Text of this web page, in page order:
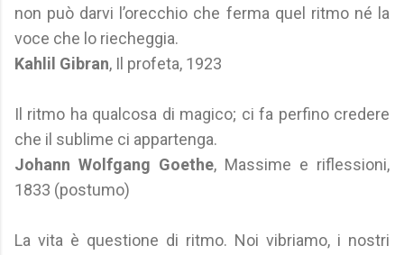
non può darvi l’orecchio che ferma quel ritmo né la
voce che lo riecheggia.
Kahlil Gibran, Il profeta, 1923
Il ritmo ha qualcosa di magico; ci fa perfino credere
che il sublime ci appartenga.
Johann Wolfgang Goethe, Massime e riflessioni,
1833 (postumo)
La vita è questione di ritmo. Noi vibriamo, i nostri